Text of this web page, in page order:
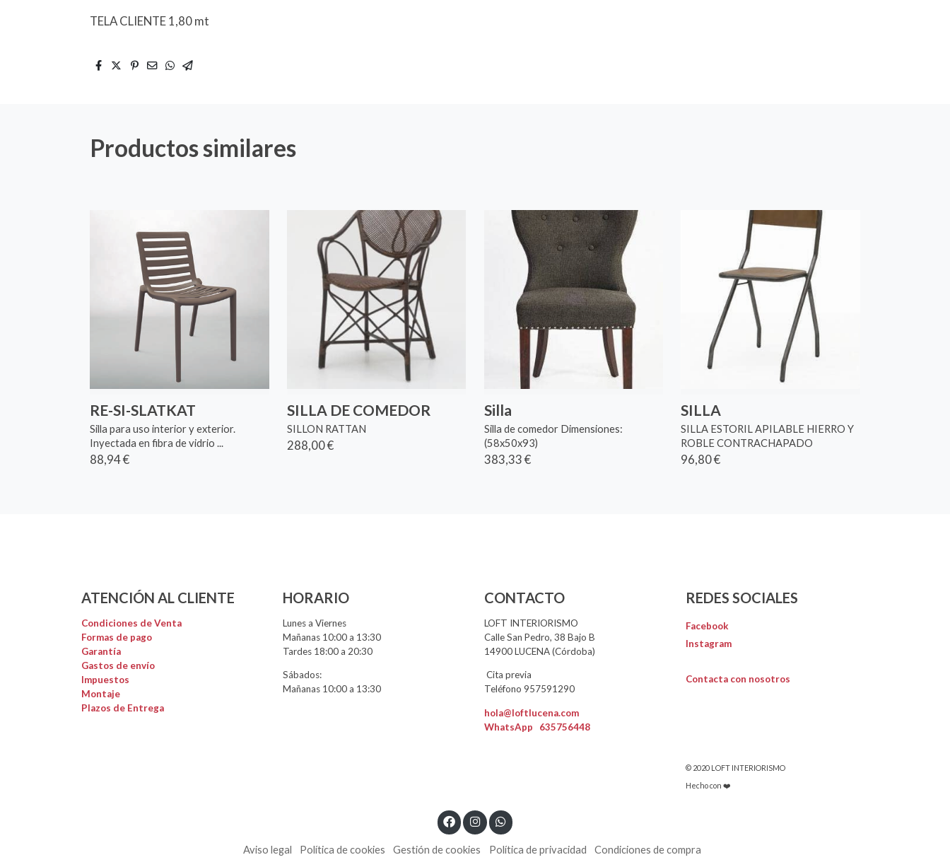
TELA CLIENTE 1,80 mt
Productos similares
RE-SI-SLATKAT
Silla para uso interior y exterior.
Inyectada en fibra de vidrio ...
88,94 €
SILLA DE COMEDOR
SILLON RATTAN
288,00 €
Silla
Silla de comedor Dimensiones:
(58x50x93)
383,33 €
SILLA
SILLA ESTORIL APILABLE HIERRO Y
ROBLE CONTRACHAPADO
96,80 €
ATENCIÓN AL CLIENTE
Condiciones de Venta
Formas de pago
Garantía
Gastos de envío
Impuestos
Montaje
Plazos de Entrega
HORARIO
Lunes a Viernes
Mañanas 10:00 a 13:30
Tardes 18:00 a 20:30
Sábados:
Mañanas 10:00 a 13:30
CONTACTO
LOFT INTERIORISMO
Calle San Pedro, 38 Bajo B
14900 LUCENA (Córdoba)
Cita previa
Teléfono 957591290
hola@loftlucena.com
WhatsApp 635756448
REDES SOCIALES
Facebook
Instagram
Contacta con nosotros
© 2020 LOFT INTERIORISMO
Hecho con ❤️
Aviso legal Política de cookies Gestión de cookies Política de privacidad Condiciones de compra